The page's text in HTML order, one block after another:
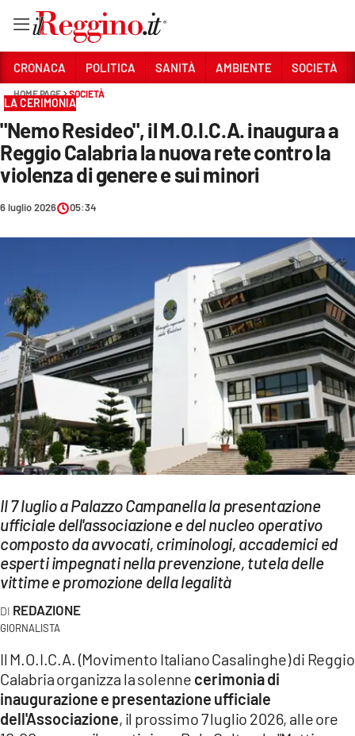
Sezioni
CRONACA
POLITICA
SANITÀ
AMBIENTE
CULTURA
ECONOMIA E LAVORO
EVENTI
SPORT
Streaming
LAC NETWORK
LAC ONAIR
Network
LACPLAY.IT
LACTV.IT
LACONAIR.IT
CRONACA POLITICA SANITÀ AMBIENTE SOCIETÀ
HOME PAGE SOCIETÀ
LA CERIMONIA
"Nemo Resideo", il M.O.I.C.A. inaugura a
Reggio Calabria la nuova rete contro la
violenza di genere e sui minori
6 luglio 2026 05:34
Il 7 luglio a Palazzo Campanella la presentazione
ufficiale dell'associazione e del nucleo operativo
composto da avvocati, criminologi, accademici ed
esperti impegnati nella prevenzione, tutela delle
vittime e promozione della legalità
REDAZIONE
GIORNALISTA
Il M.O.I.C.A. (Movimento Italiano Casalinghe) di Reggio
Calabria organizza la solenne cerimonia di
inaugurazione e presentazione ufficiale
dell'Associazione, il prossimo 7 luglio 2026, alle ore